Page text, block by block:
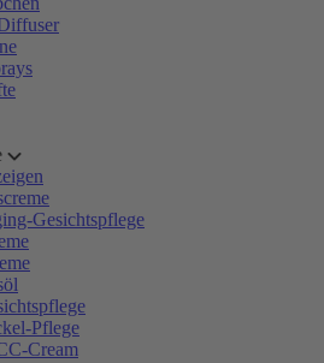
Gesichtspflege
Pflege
Cream